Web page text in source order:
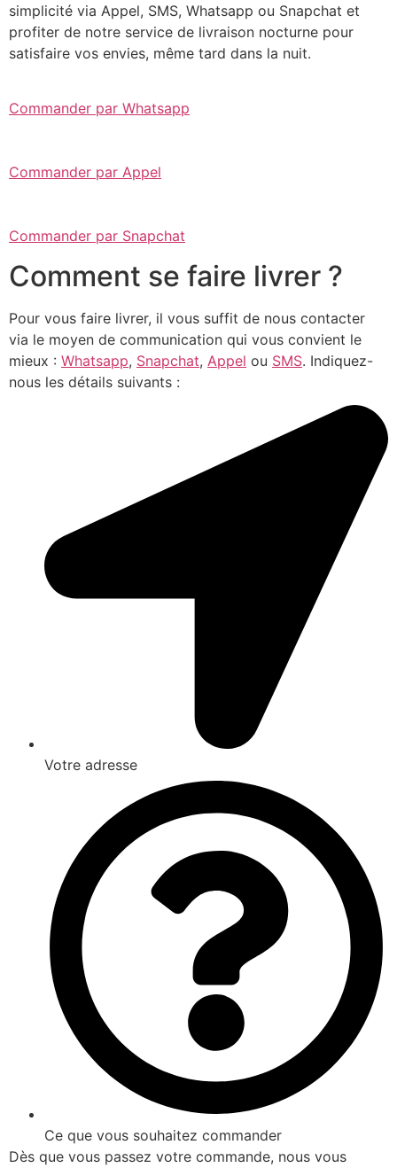
simplicité via Appel, SMS, Whatsapp ou Snapchat et
profiter de notre service de livraison nocturne pour
satisfaire vos envies, même tard dans la nuit.
Commander par Whatsapp
Commander par Appel
Commander par Snapchat
Comment se faire livrer ?
Pour vous faire livrer, il vous suffit de nous contacter
via le moyen de communication qui vous convient le
mieux : Whatsapp, Snapchat, Appel ou SMS. Indiquez-
nous les détails suivants :
Votre adresse
Ce que vous souhaitez commander
Dès que vous passez votre commande, nous vous